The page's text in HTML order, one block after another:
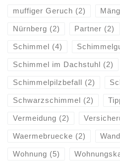
muffiger Geruch (2)
Nürnberg (2) Partner (2)
Schimmel (4)
Schimmel im Dachstuhl (2)
Schimmelpilzbefall (2)
Schwarzschimmel (2)
Vermeidung (2)
Waermebruecke (2)
Wohnung (5)